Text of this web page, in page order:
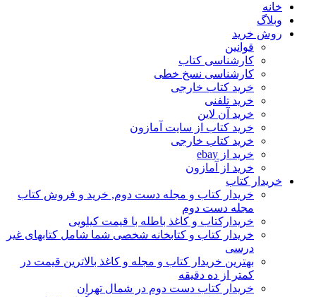
خانه
وبلاگ
روش خرید
قوانین
کارشناسی کتاب
کارشناسی نسخ خطی
خرید کتاب خارجی
خرید تلفنی
خرید آن لاین
خرید کتاب از سایت آمازون
خرید کتاب خارجی
خرید از ebay
خرید از آمازون
خریدار کتاب
خریدار کتاب و مجله دست دوم, خرید و فروش کتاب
مجله دست دوم
خریدارکتاب و کاغذ باطله با قیمت کیلویی
خریدار کتاب و کتابخانه شخصی شما شامل کتابهای غیر
درسی
بهترین خریدار کتاب و مجله و کاغذ بالاترین قیمت در
کمتر از ده دقیقه
خریدار کتاب دست دوم در شمال تهران